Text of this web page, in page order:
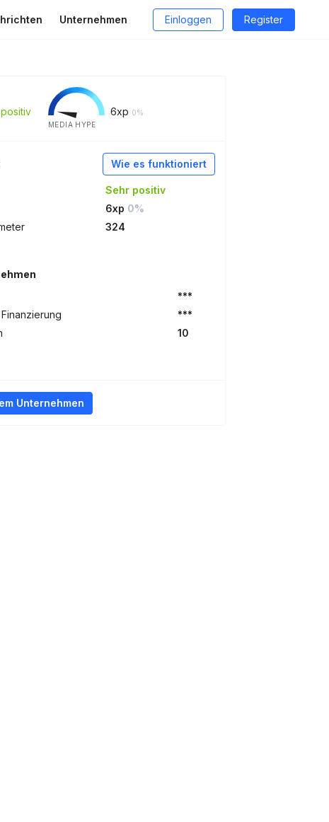
Unternehmen Einloggen Register
6xp 0%
MEDIA HYPE
Wie es funktioniert
Sehr positiv
6xp 0%
324
***
***
10
Unternehmen